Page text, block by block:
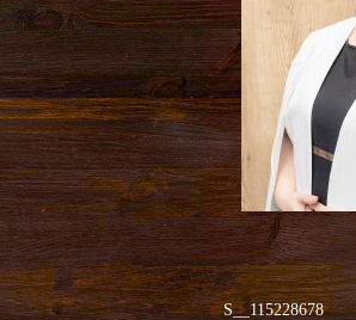
S__115228678